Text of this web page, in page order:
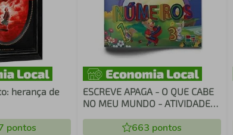
herança de
pontos
ESCREVE APAGA - O QUE CABE
NO MEU MUNDO - ATIVIDADES
663 pontos